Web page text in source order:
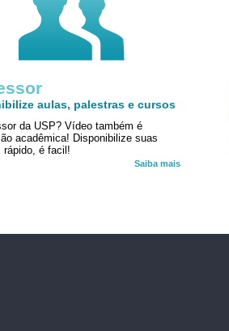
aulas, palestras e cursos
da USP? Vídeo também é
acadêmica! Disponibilize suas
rápido, é facil!
Saiba mais